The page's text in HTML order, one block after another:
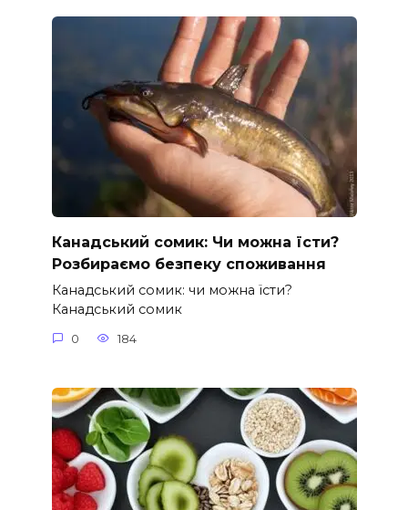
Канадський сомик: Чи можна їсти?
Розбираємо безпеку споживання
Канадський сомик: чи можна їсти?
Канадський сомик
0 184